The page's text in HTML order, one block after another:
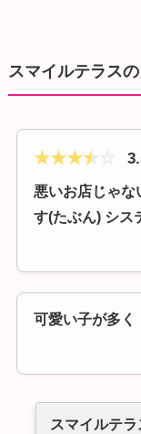
スマイルテラスの
★★★★
悪いお店じゃな
す(たぶん) シス
可愛い子が多く
スマイルテラ